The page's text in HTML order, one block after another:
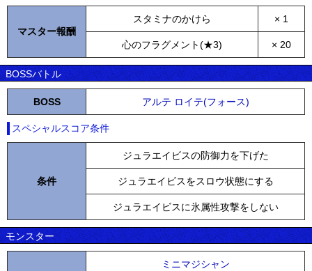
マスター報酬
スタミナのかけら × 1
心のフラグメント(★3) × 20
BOSSバトル
BOSS アルテ ロイテ(フォース)
スペシャルスコア条件
条件
ジュラエイビスの防御力を下げた
ジュラエイビスをスロウ状態にする
ジュラエイビスに氷属性攻撃をしない
モンスター
ミニマジシャン